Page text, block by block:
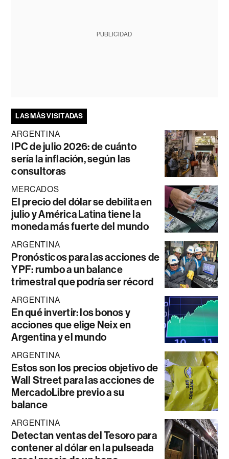
PUBLICIDAD
LAS MÁS VISITADAS
ARGENTINA
IPC de julio 2026: de cuánto
sería la inflación, según las
consultoras
MERCADOS
El precio del dólar se debilita en
julio y América Latina tiene la
moneda más fuerte del mundo
ARGENTINA
Pronósticos para las acciones de
YPF: rumbo a un balance
trimestral que podría ser récord
ARGENTINA
En qué invertir: los bonos y
acciones que elige Neix en
Argentina y el mundo
ARGENTINA
Estos son los precios objetivo de
Wall Street para las acciones de
MercadoLibre previo a su
balance
ARGENTINA
Detectan ventas del Tesoro para
contener al dólar en la pulseada